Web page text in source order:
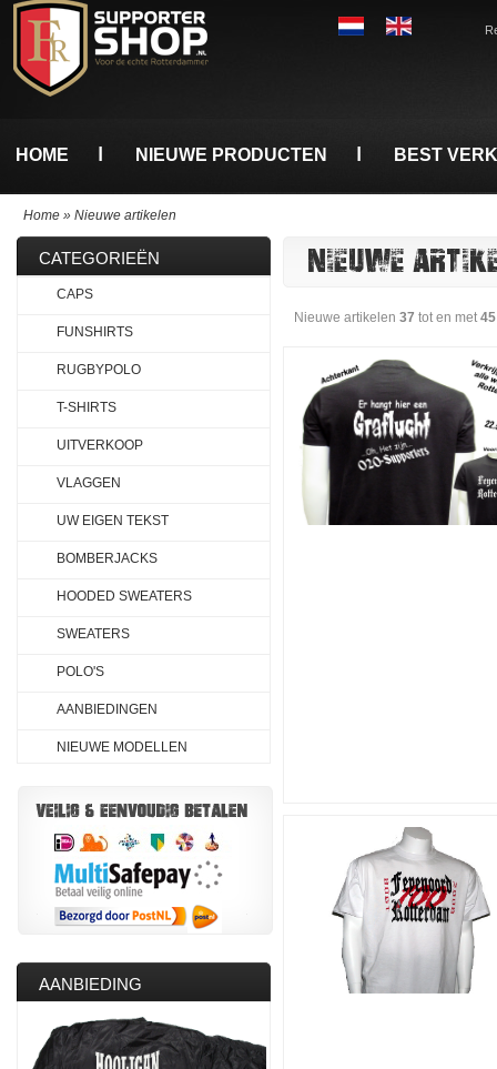
HOME NIEUWE PRODUCTEN BEST
Home » Nieuwe artikelen
NIEUWE
Nieuwe artikelen 37 tot en met45
CATEGORIEËN
CAPS
FUNSHIRTS
RUGBYPOLO
T-SHIRTS
UITVERKOOP
VLAGGEN
UW EIGEN TEKST
BOMBERJACKS
HOODED SWEATERS
SWEATERS
POLO'S
AANBIEDINGEN
NIEUWE MODELLEN
AANBIEDING